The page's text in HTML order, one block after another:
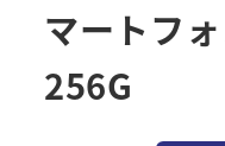
マートフ
256G